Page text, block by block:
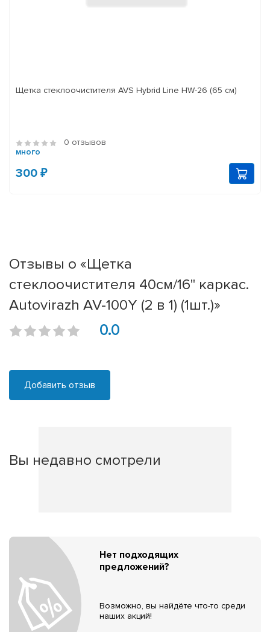
Щетка стеклоочистителя AVS Hybrid Line HW-26 (65 см)
0 отзывов
много
300 ₽
Отзывы о «Щетка
стеклоочистителя 40см/16'' каркас.
Autovirazh AV-100Y (2 в 1) (1шт.)»
0.0
Добавить отзыв
Вы недавно смотрели
Нет подходящих
предложений?
Возможно, вы найдёте что-то среди
наших акций!